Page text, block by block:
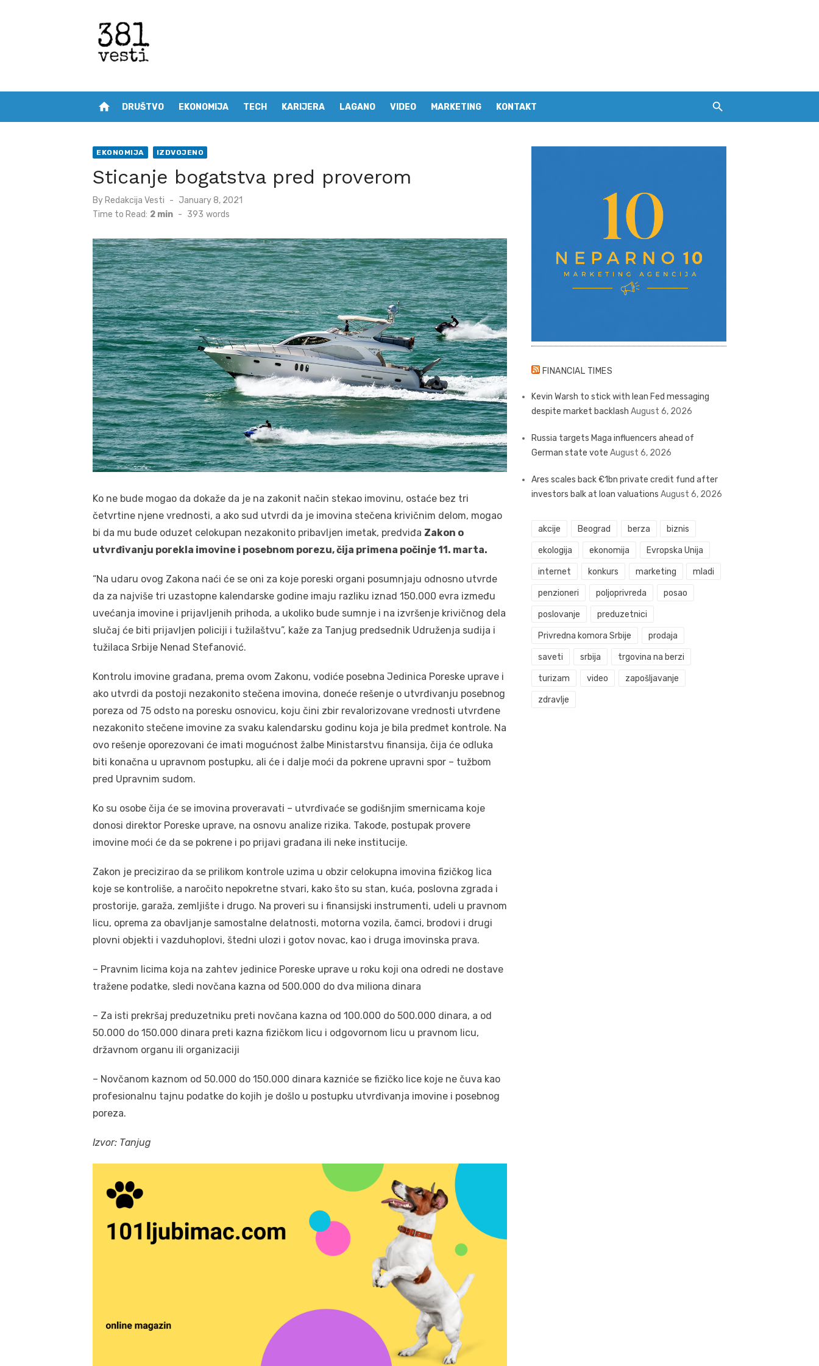
home DRUŠTVO EKONOMIJA TECH KARIJERA LAGANO VIDEO MARKETING KONTAKT
EKONOMIJA IZDVOJENO
Sticanje bogatstva pred proverom
By Redakcija Vesti
Posted
January 8, 2021
Time to Read: 2 min - 393 words
Ko ne bude mogao da dokaže da je na zakonit način stekao imovinu, ostaće bez tri
četvrtine njene vrednosti, a ako sud utvrdi da je imovina stečena krivičnim delom, mogao
bi da mu bude oduzet celokupan nezakonito pribavljen imetak, predviđa Zakon o
utvrđivanju porekla imovine i posebnom porezu, čija primena počinje 11. marta.
“Na udaru ovog Zakona naći će se oni za koje poreski organi posumnjaju odnosno utvrde
da za najviše tri uzastopne kalendarske godine imaju razliku iznad 150.000 evra između
uvećanja imovine i prijavljenih prihoda, a ukoliko bude sumnje i na izvršenje krivičnog dela
slučaj će biti prijavljen policiji i tužilaštvu”, kaže za Tanjug predsednik Udruženja sudija i
tužilaca Srbije Nenad Stefanović.
Kontrolu imovine građana, prema ovom Zakonu, vodiće posebna Jedinica Poreske uprave i
ako utvrdi da postoji nezakonito stečena imovina, doneće rešenje o utvrđivanju posebnog
poreza od 75 odsto na poresku osnovicu, koju čini zbir revalorizovane vrednosti utvrđene
nezakonito stečene imovine za svaku kalendarsku godinu koja je bila predmet kontrole. Na
ovo rešenje oporezovani će imati mogućnost žalbe Ministarstvu finansija, čija će odluka
biti konačna u upravnom postupku, ali će i dalje moći da pokrene upravni spor – tužbom
pred Upravnim sudom.
Ko su osobe čija će se imovina proveravati – utvrđivaće se godišnjim smernicama koje
donosi direktor Poreske uprave, na osnovu analize rizika. Takođe, postupak provere
imovine moći će da se pokrene i po prijavi građana ili neke institucije.
Zakon je precizirao da se prilikom kontrole uzima u obzir celokupna imovina fizičkog lica
koje se kontroliše, a naročito nepokretne stvari, kako što su stan, kuća, poslovna zgrada i
prostorije, garaža, zemljište i drugo. Na proveri su i finansijski instrumenti, udeli u pravnom
licu, oprema za obavljanje samostalne delatnosti, motorna vozila, čamci, brodovi i drugi
plovni objekti i vazduhoplovi, štedni ulozi i gotov novac, kao i druga imovinska prava.
– Pravnim licima koja na zahtev jedinice Poreske uprave u roku koji ona odredi ne dostave
tražene podatke, sledi novčana kazna od 500.000 do dva miliona dinara
– Za isti prekršaj preduzetniku preti novčana kazna od 100.000 do 500.000 dinara, a od
50.000 do 150.000 dinara preti kazna fizičkom licu i odgovornom licu u pravnom licu,
državnom organu ili organizaciji
– Novčanom kaznom od 50.000 do 150.000 dinara kazniće se fizičko lice koje ne čuva kao
profesionalnu tajnu podatke do kojih je došlo u postupku utvrđivanja imovine i posebnog
poreza.
Izvor: Tanjug
FINANCIAL TIMES
Kevin Warsh to stick with lean Fed messaging
despite market backlash August 6, 2026
Russia targets Maga influencers ahead of
German state vote August 6, 2026
Ares scales back €1bn private credit fund after
investors balk at loan valuations August 6, 2026
akcije Beograd berza biznis
ekologija ekonomija Evropska Unija
internet konkurs marketing mladi
penzioneri poljoprivreda posao
poslovanje preduzetnici
Privredna komora Srbije prodaja
saveti srbija trgovina na berzi
turizam video zapošljavanje
zdravlje